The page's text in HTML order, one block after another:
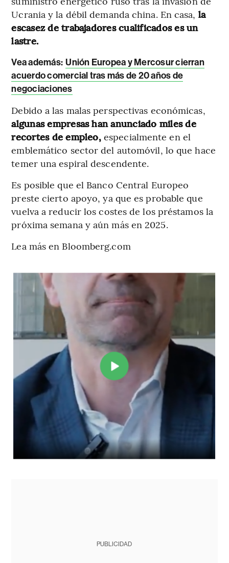
Ucrania y la débil demanda china. En casa, la
escasez de trabajadores cualificados es un
lastre.
Vea además: Unión Europea y Mercosur cierran
acuerdo comercial tras más de 20 años de
negociaciones
Debido a las malas perspectivas económicas,
algunas empresas han anunciado miles de
recortes de empleo,especialmente en el
emblemático sector del automóvil, lo que hace
temer una espiral descendente.
Es posible que el Banco Central Europeo
preste cierto apoyo, ya que es probable que
vuelva a reducir los costes de los préstamos la
próxima semana y aún más en 2025.
Lea más en Bloomberg.com
PUBLICIDAD